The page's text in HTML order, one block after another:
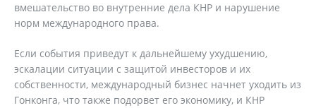
вмешательство во внутренние дела КНР и нарушение
норм международного права.
Если события приведут к дальнейшему ухудшению,
эскалации ситуации с защитой инвесторов и их
собственности, международный бизнес начнет уходить из
Гонконга, что также подорвет его экономику, и КНР